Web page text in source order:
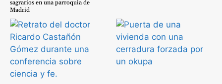
sagrarios en una parroquia de
Madrid